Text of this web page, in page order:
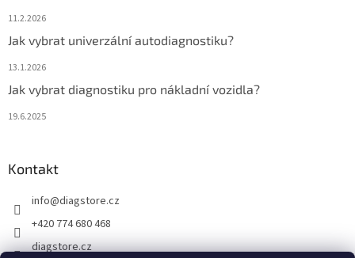
11.2.2026
Jak vybrat univerzální autodiagnostiku?
13.1.2026
Jak vybrat diagnostiku pro nákladní vozidla?
19.6.2025
Kontakt
info@diagstore.cz
+420 774 680 468
diagstore.cz